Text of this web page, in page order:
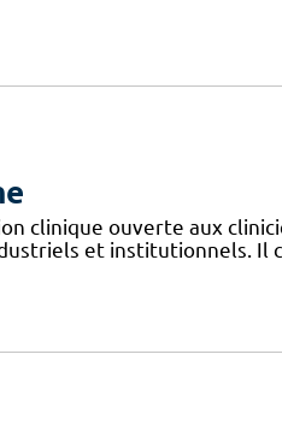
clinique ouverte aux
et institutionnels. Il